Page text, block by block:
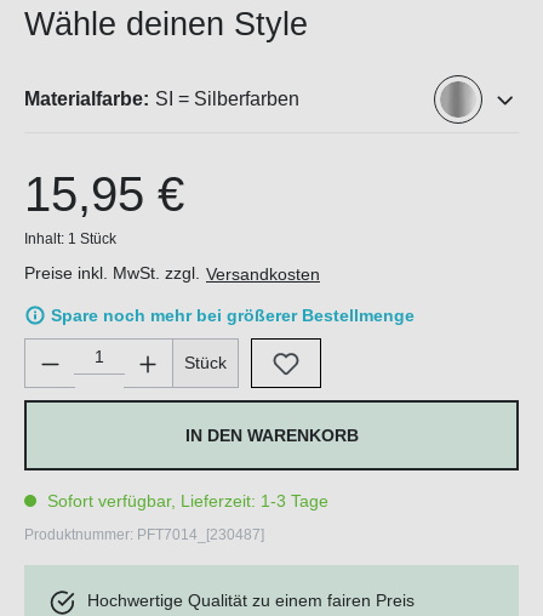
Wähle deinen Style
Materialfarbe: SI = Silberfarben
15,95 €
Inhalt: 1 Stück
Preise inkl. MwSt. zzgl. Versandkosten
Spare noch mehr bei größerer Bestellmenge
Produkt Anzahl: Gib den gewünschten Wert ein oder
Stück
IN DEN WARENKORB
Sofort verfügbar, Lieferzeit: 1-3 Tage
Produktnummer: PFT7014_[230487]
Hochwertige Qualität zu einem fairen Preis